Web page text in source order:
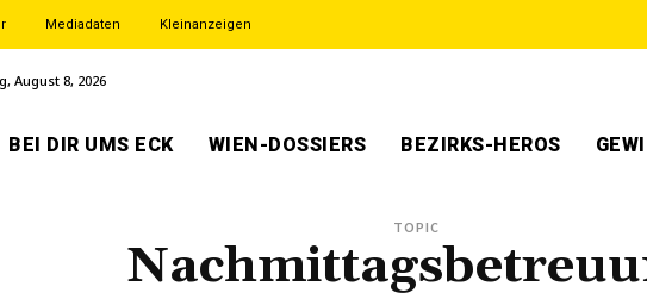
Mediadaten Kleinanzeigen
August 8, 2026
BEI DIR UMS ECK WIEN-DOSSIERS BEZIRKS-HEROS
TOPIC